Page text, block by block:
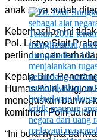
anak saya sudah
Keberhasilan ini
Pol. Listyo Sigit
perlindungan
Kepala Biro
Humas Polri, Brigjen
menegaskan bahwa
komitmen Polri
“Ini bukti nyata